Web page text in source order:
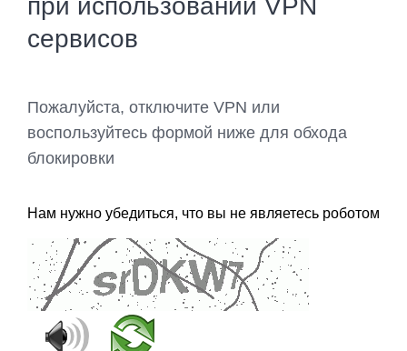
при использовании VPN
сервисов
Пожалуйста, отключите VPN или
воспользуйтесь формой ниже для обхода
блокировки
Нам нужно убедиться, что вы не являетесь роботом